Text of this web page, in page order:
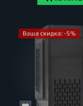
Ваша скидка: -5%